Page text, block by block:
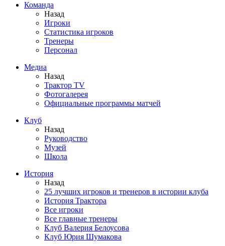
Команда
Назад
Игроки
Статистика игроков
Тренеры
Персонал
Медиа
Назад
Трактор TV
Фотогалерея
Официальные программы матчей
Клуб
Назад
Руководство
Музей
Школа
История
Назад
25 лучших игроков и тренеров в истории клуба
История Трактора
Все игроки
Все главные тренеры
Клуб Валерия Белоусова
Клуб Юрия Шумакова